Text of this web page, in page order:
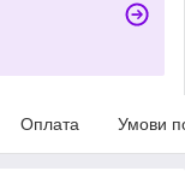
Оплата Умови